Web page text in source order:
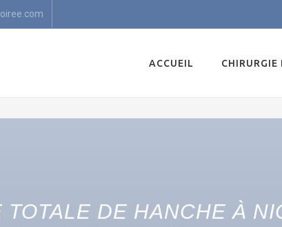
content
ACCUEIL CHIRURGIE
DE HANCHE À